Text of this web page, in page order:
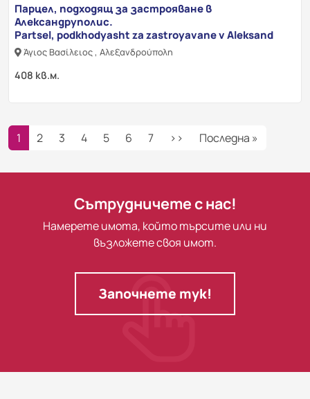
Парцел, подходящ за застрояване в
Александруполис.
Partsel, podkhodyasht za zastroyavane v Aleksand
Άγιος Βασίλειος , Αλεξανδρούπολη
408 кв.м.
Pagination
1 2 3 4 5 6 7 ›› Next page
Последна »
Сътрудничете с нас!
Намерете имота, който търсите или ни
възложете своя имот.
Започнете тук!